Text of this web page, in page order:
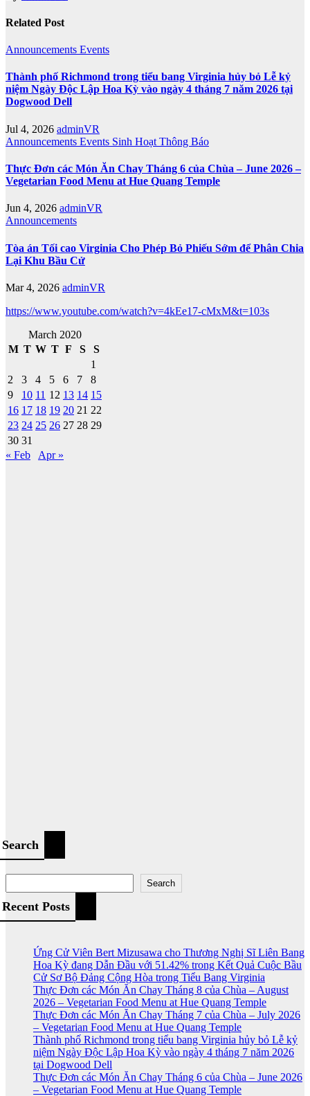
Related Post
Announcements Events
Thành phố Richmond trong tiểu bang Virginia hủy bỏ Lễ kỷ
niệm Ngày Độc Lập Hoa Kỳ vào ngày 4 tháng 7 năm 2026 tại
Dogwood Dell
Jul 4, 2026 adminVR
Announcements Events Sinh Hoạt Thông Báo
Thực Đơn các Món Ăn Chay Tháng 6 của Chùa – June 2026 –
Vegetarian Food Menu at Hue Quang Temple
Jun 4, 2026 adminVR
Announcements
Tòa án Tối cao Virginia Cho Phép Bỏ Phiếu Sớm để Phân Chia
Lại Khu Bầu Cử
Mar 4, 2026 adminVR
https://www.youtube.com/watch?v=4kEe17-cMxM&t=103s
March 2020
M T W T F S
S
1
2
3 4 5 6 7
8
9
10 11 12 13 14 15
16 17 18 19 20 21 22
23 24 25 26 27 28 29
30 31
« Feb
Apr »
Search
Search
Recent Posts
Ứng Cử Viên Bert Mizusawa cho Thương Nghị Sĩ Liên Bang
Hoa Kỳ đang Dẫn Đầu với 51.42% trong Kết Quả Cuộc Bầu
Cử Sơ Bộ Đảng Cộng Hòa trong Tiểu Bang Virginia
Thực Đơn các Món Ăn Chay Tháng 8 của Chùa – August
2026 – Vegetarian Food Menu at Hue Quang Temple
Thực Đơn các Món Ăn Chay Tháng 7 của Chùa – July 2026
– Vegetarian Food Menu at Hue Quang Temple
Thành phố Richmond trong tiểu bang Virginia hủy bỏ Lễ kỷ
niệm Ngày Độc Lập Hoa Kỳ vào ngày 4 tháng 7 năm 2026
tại Dogwood Dell
Thực Đơn các Món Ăn Chay Tháng 6 của Chùa – June 2026
– Vegetarian Food Menu at Hue Quang Temple